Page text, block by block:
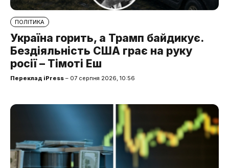
ПОЛІТИКА
Україна горить, а Трамп байдикує.
Бездіяльність США грає на руку
росії – Тімоті Еш
Переклад iPress – 07 серпня 2026, 10:56